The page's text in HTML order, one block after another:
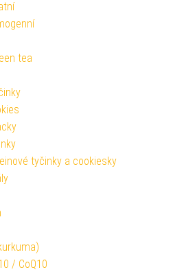
tea
tyčinky a cookiesky
/ CoQ10